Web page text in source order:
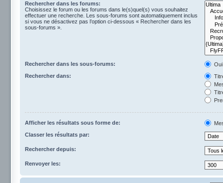
Rechercher dans les forums:
Choisissez le forum ou les forums dans le(s)quel(s) vous souhaitez
effectuer une recherche. Les sous-forums sont automatiquement inclus
si vous ne désactivez pas l’option ci-dessous « Rechercher dans les
sous-forums ».
Rechercher dans les sous-forums:
Oui
Rechercher dans:
Afficher les résultats sous forme de:
Classer les résultats par:
Rechercher depuis:
Renvoyer les: